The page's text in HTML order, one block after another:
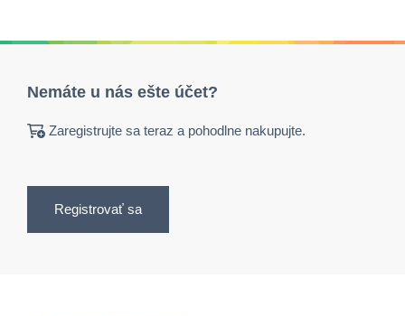
Nemáte u nás ešte účet?
Zaregistrujte sa teraz a pohodlne nakupujte.
Registrovať sa